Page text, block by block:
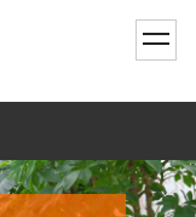
toggle